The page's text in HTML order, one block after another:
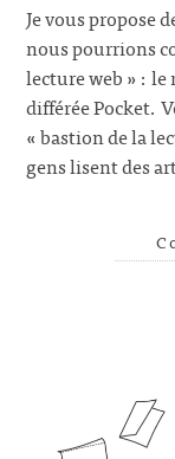
Je vous propose
nous pourrions
lecture web » : le
différée Pocket.
« bastion de la
gens lisent des